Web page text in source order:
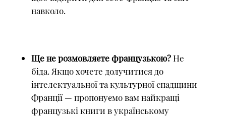
навколо.
Ще не розмовляєте французькою?Не
біда. Якщо хочете долучитися до
інтелектуальної та культурної спадщини
Франції — пропонуємо вам найкращі
французькі книги в українському